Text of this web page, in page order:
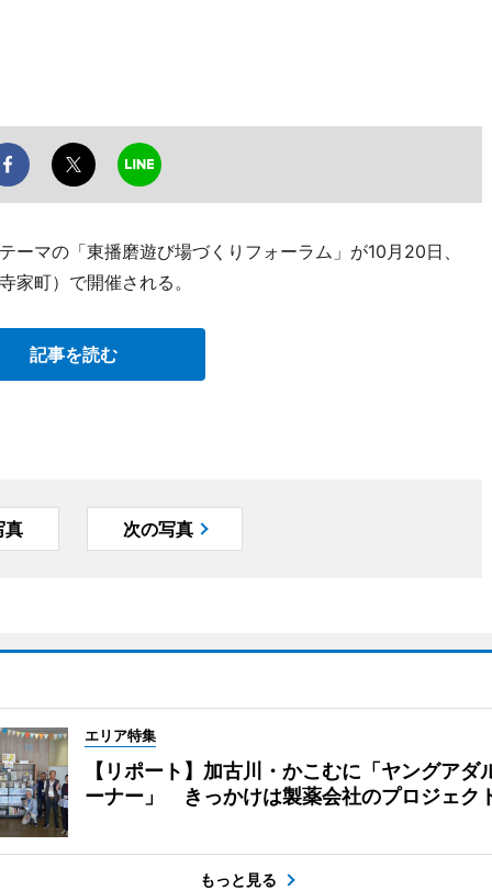
マの「東播磨遊び場づくりフォーラム」が10月20日、
家町）で開催される。
記事を読む
真 次の写真
エリア特集
【リポート】加古川・かこむに「ヤングアダ
ーナー」 きっかけは製薬会社のプロジェク
もっと見る